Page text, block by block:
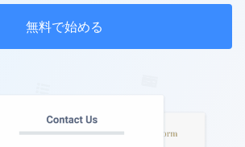
無料で始める